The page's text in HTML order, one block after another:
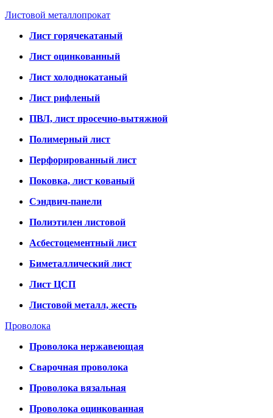
Листовой металлопрокат
Лист горячекатаный
Лист оцинкованный
Лист холоднокатаный
Лист рифленый
ПВЛ, лист просечно-вытяжной
Полимерный лист
Перфорированный лист
Поковка, лист кованый
Сэндвич-панели
Полиэтилен листовой
Асбестоцементный лист
Биметаллический лист
Лист ЦСП
Листовой металл, жесть
Проволока
Проволока нержавеющая
Сварочная проволока
Проволока вязальная
Проволока оцинкованная